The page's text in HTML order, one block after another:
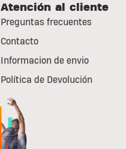
Atención al cliente
Preguntas frecuentes
Contacto
Informacion de envio
Política de Devolución